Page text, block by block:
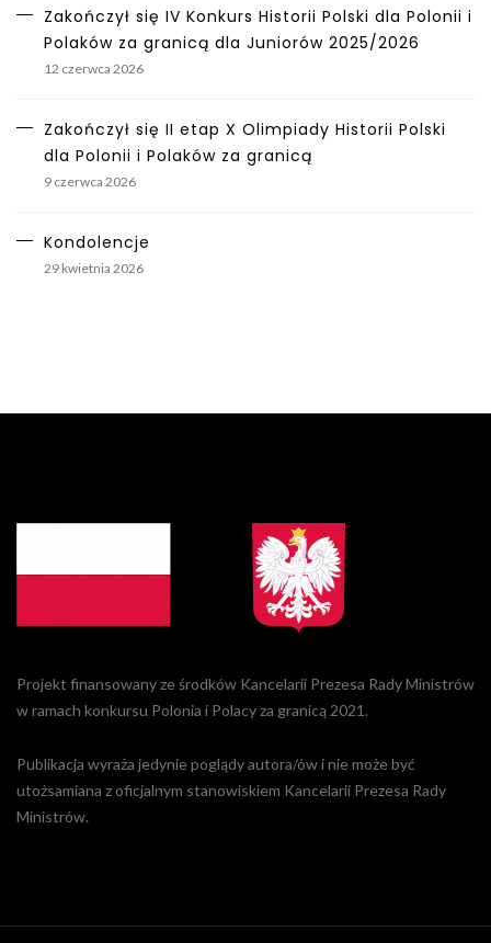
Zakończył się IV Konkurs Historii Polski dla Polonii i
Polaków za granicą dla Juniorów 2025/2026
12 czerwca 2026
Zakończył się II etap X Olimpiady Historii Polski
dla Polonii i Polaków za granicą
9 czerwca 2026
Kondolencje
29 kwietnia 2026
Projekt finansowany ze środków Kancelarii Prezesa Rady Ministrów
w ramach konkursu Polonia i Polacy za granicą 2021.
Publikacja wyraża jedynie poglądy autora/ów i nie może być
utożsamiana z oficjalnym stanowiskiem Kancelarii Prezesa Rady
Ministrów.